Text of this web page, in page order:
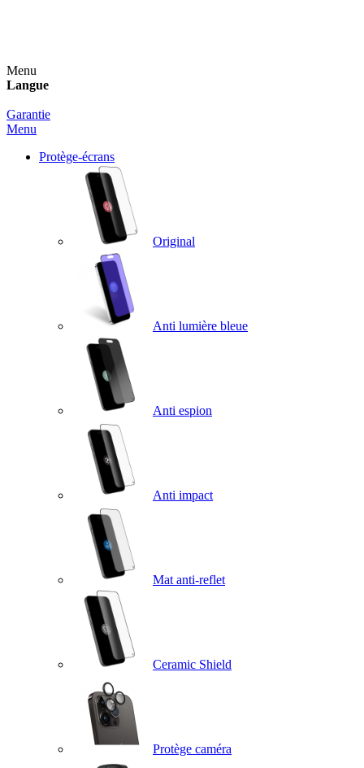
Menu
Langue
Garantie
Menu
Protège-écrans
Original
Anti lumière bleue
Anti espion
Anti impact
Mat anti-reflet
Ceramic Shield
Protège caméra